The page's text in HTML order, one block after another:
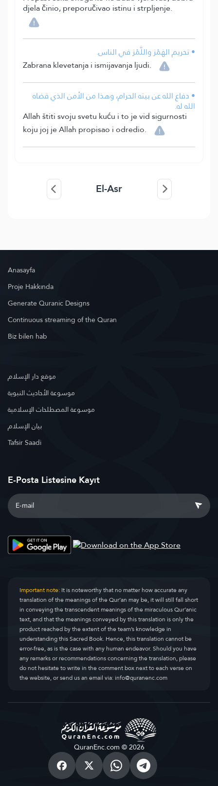
djela činio, preporučivao istinu i strpljenje.
• تحريم الهَمْز واللَّمْز في الناس.
Zabrana klevetanja i ismijavanja ljudi.
• دفاع الله عن بيته الحرام، وهذا من الأمن الذي قضاه
الله له.
Allah štiti svoju svetu kuću i to je vid sigurnosti
koju joj je Allah propisao i odredio.
El-Asr
Anasayfa
Proje Hakkında
Generate Quranic Designs
Continuous streaming of the Quran
Biz bilen hab
موقع دار الإسلام
موسوعة الأحاديث النبوية
موسوعة المصطلحات الإسلامية
بيان الإسلام
Tafsir Saadi
E-Posta Listesine Kayıt
Important note:It is noteworthy that no matter how accurate any
translation of the meanings of the Qur’an may be, it will still fall short
in conveying the transcendent meanings of the miraculous Qur’anic
text, and that the meanings conveyed by this translation is only the
product reached by the extent of the team’s knowledge in
understanding this Sacred Book. Hence, this translation cannot be
error-free, as is the case with any human endeavor. Should you have
any remarks or recommendations concerning the translation, please
do not hesitate to write in the comment box next to each verse on
the website, or send us an email via:info@quranenc.com
QuranEnc.com © 2026